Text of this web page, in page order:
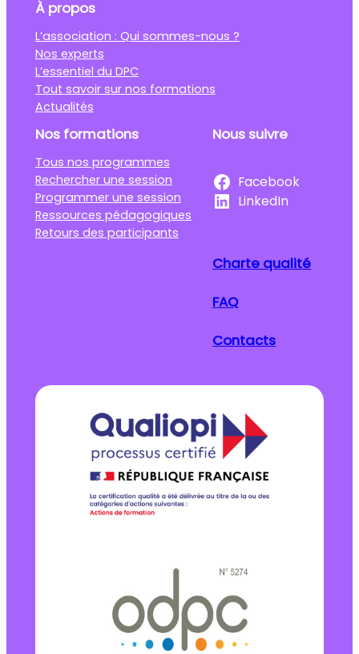
À propos
L’association : Qui sommes-nous ?
Nos experts
L’essentiel du DPC
Tout savoir sur nos formations
Actualités
Nos formations
Tous nos programmes
Rechercher une session
Programmer une session
Ressources pédagogiques
Retours des participants
Nous suivre
Facebook
LinkedIn
Charte qualité
FAQ
Contacts